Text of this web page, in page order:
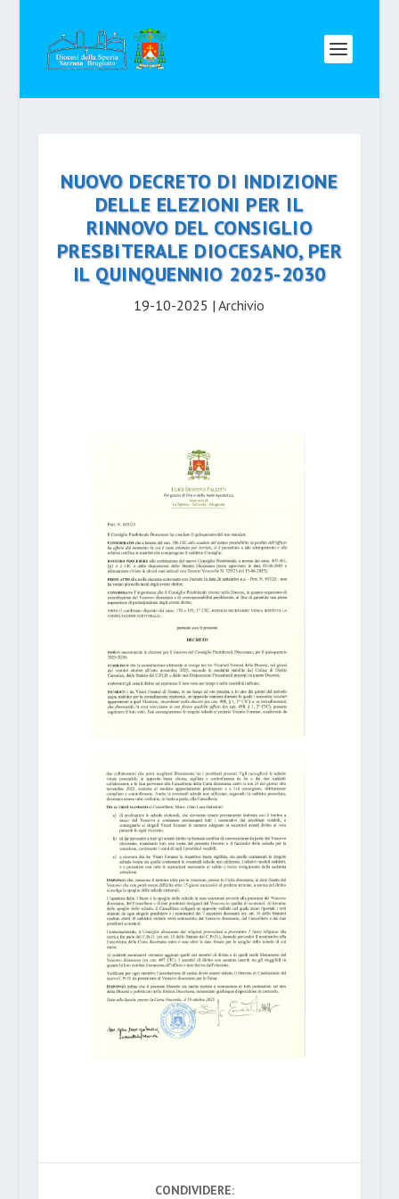
NUOVO DECRETO DI INDIZIONE
DELLE ELEZIONI PER IL
RINNOVO DEL CONSIGLIO
PRESBITERALE DIOCESANO, PER
IL QUINQUENNIO 2025-2030
19-10-2025 |Archivio
CONDIVIDERE: